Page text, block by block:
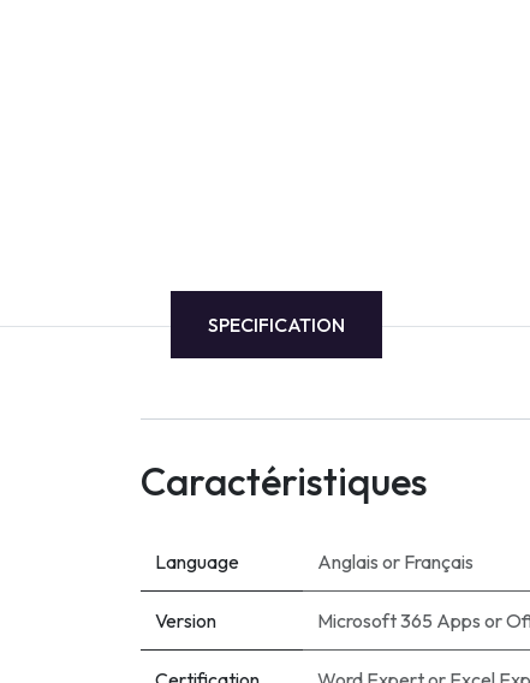
SPECIFICATION
Caractéristiques
Language Anglais or Français
Version Microsoft 365 Apps or